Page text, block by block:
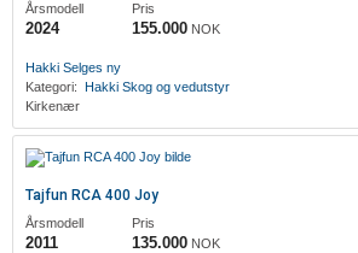
Årsmodell
2024
Pris
155.000 NOK
Hakki Selges ny
Kategori: Hakki Skog og vedutstyr
Kirkenær
Tajfun RCA 400 Joy
Årsmodell
2011
Pris
135.000 NOK